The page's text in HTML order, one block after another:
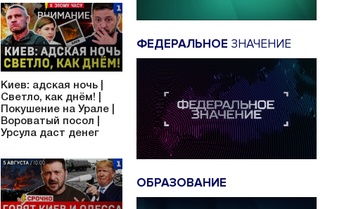
Киев: адская ночь |
Светло, как днём! |
Покушение на Урале |
Вороватый посол |
Урсула даст денег
ФЕДЕРАЛЬНОЕ ЗНАЧЕНИЕ
ОБРАЗОВАНИЕ